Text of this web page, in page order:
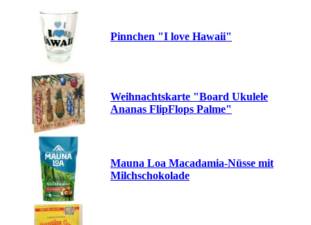
Pinnchen "I love Hawaii"
Weihnachtskarte "Board Ukulele
Ananas FlipFlops Palme"
Mauna Loa Macadamia-Nüsse mit
Milchschokolade